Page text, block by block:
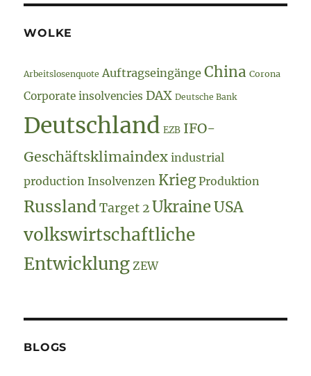
WOLKE
Arbeitslosenquote Auftragseingänge China Corona
Corporate insolvencies DAX Deutsche Bank
Deutschland EZB IFO-
Geschäftsklimaindex industrial
production Insolvenzen Krieg Produktion
Russland Target 2 Ukraine USA
volkswirtschaftliche
Entwicklung ZEW
BLOGS